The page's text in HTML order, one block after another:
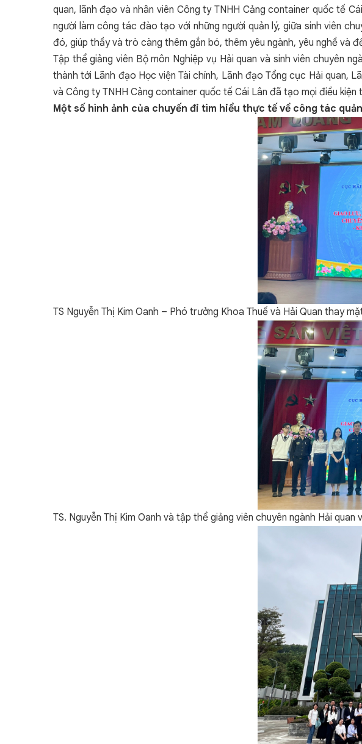
quan, lãnh đạo và nhân viên Công ty TNHH Cảng container quốc tế
người làm công tác đào tạo với những người quản lý, giữa sinh viên
đó, giúp thầy và trò càng thêm gắn bó, thêm yêu ngành, yêu nghề và
Tập thể giảng viên Bộ môn Nghiệp vụ Hải quan và sinh viên chuyên
thành tới Lãnh đạo Học viện Tài chính, Lãnh đạo Tổng cục Hải quan,
và Công ty TNHH Cảng container quốc tế Cái Lân đã tạo mọi điều
Một số hình ảnh của chuyến đi tìm hiểu thực tế về công tác
TS Nguyễn Thị Kim Oanh – Phó trưởng Khoa Thuế và Hải Quan thay
TS. Nguyễn Thị Kim Oanh và tập thể giảng viên chuyên ngành Hải